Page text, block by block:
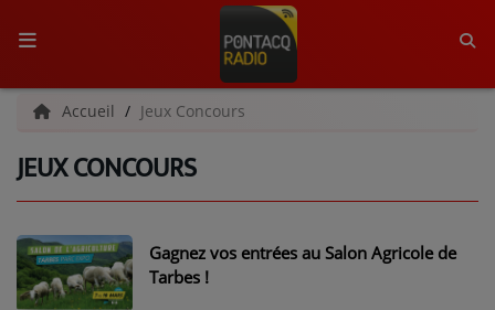
ACCUEIL
RADIO
L'ÉQUIPE
Accueil Jeux Concours
JEUX CONCOURS
Gagnez vos entrées au Salon Agricole de
Tarbes !